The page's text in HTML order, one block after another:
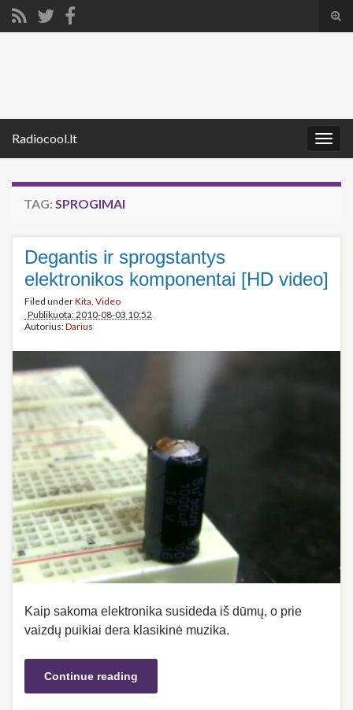
Radiocool.lt
TAG: SPROGIMAI
Degantis ir sprogstantys
elektronikos komponentai [HD video]
Filed underKita, Video
Publikuota: 2010-08-03 10:52
Autorius:Darius
Kaip sakoma elektronika susideda iš dūmų, o prie
vaizdų puikiai dera klasikinė muzika.
Continue reading